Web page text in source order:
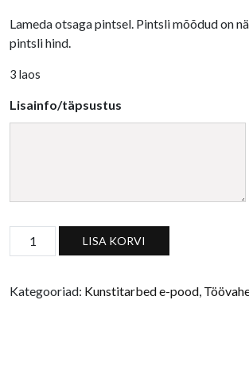
Lameda otsaga pintsel. Pintsli mõõdud on
pintsli hind.
3 laos
Lisainfo/täpsustus
Pintsel (lameda otsaga) kogus
LISA KORVI
Kategooriad: Kunstitarbed e-pood